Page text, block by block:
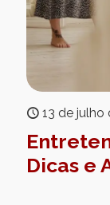
13 de julho
Dicas e